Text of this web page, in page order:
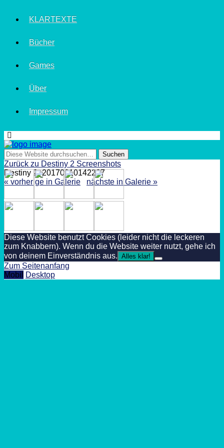
KLARTEXTE
Bücher
Games
Über
Impressum
Zurück zu Destiny 2 Screenshots
Destiny 2_20170910142227
« vorherige in Galerie
nächste in Galerie »
Diese Website benutzt Cookies (leider nicht die leckeren
zum Knabbern). Wenn du die Website weiter nutzt, gehe ich
von deinem Einverständnis aus. Alles klar!
Zum Seitenanfang
Mobil
Desktop